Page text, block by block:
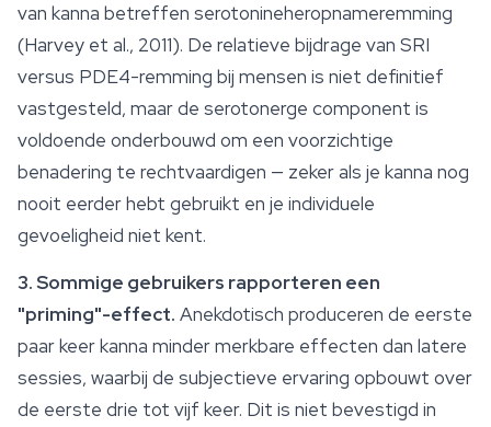
van kanna betreffen serotonineheropnameremming
(Harvey et al., 2011). De relatieve bijdrage van SRI
versus PDE4-remming bij mensen is niet definitief
vastgesteld, maar de serotonerge component is
voldoende onderbouwd om een voorzichtige
benadering te rechtvaardigen — zeker als je kanna nog
nooit eerder hebt gebruikt en je individuele
gevoeligheid niet kent.
3. Sommige gebruikers rapporteren een
"priming"-effect. Anekdotisch produceren de eerste
paar keer kanna minder merkbare effecten dan latere
sessies, waarbij de subjectieve ervaring opbouwt over
de eerste drie tot vijf keer. Dit is niet bevestigd in